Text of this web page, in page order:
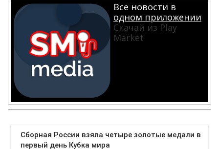
Все новости в
одном приложении
Скачай из Play
Market